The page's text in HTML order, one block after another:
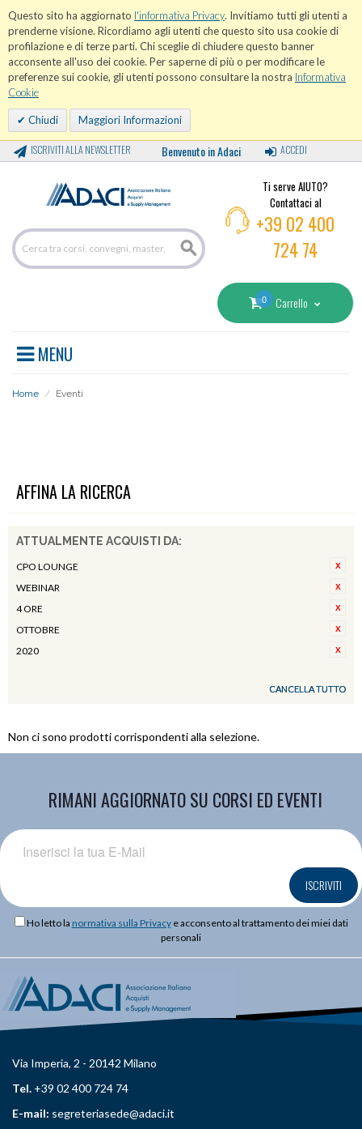
Questo sito ha aggiornato l'informativa Privacy. Invitiamo tutti gli utenti a
prenderne visione. Ricordiamo agli utenti che questo sito usa cookie di
profilazione e di terze parti. Chi sceglie di chiudere questo banner
acconsente all'uso dei cookie. Per saperne di più o per modificare le
preferenze sui cookie, gli utenti possono consultare la nostra Informativa
Cookie
Chiudi Maggiori Informazioni
ISCRIVITI ALLA NEWSLETTER Benvenuto in Adaci ACCEDI
Ti serve AIUTO?
Contattaci al
+39 02 400
724 74
0 Carrello
MENU
Home / Eventi
AFFINA LA RICERCA
ATTUALMENTE ACQUISTI DA:
CPO LOUNGE
WEBINAR
4 ORE
OTTOBRE
2020
CANCELLA TUTTO
Non ci sono prodotti corrispondenti alla selezione.
RIMANI AGGIORNATO SU CORSI ED EVENTI
ISCRIVITI
Ho letto la normativa sulla Privacye acconsento al trattamento dei miei dati
personali
Via Imperia, 2 - 20142 Milano
Tel. +39 02 400 724 74
E-mail: segreteriasede@adaci.it